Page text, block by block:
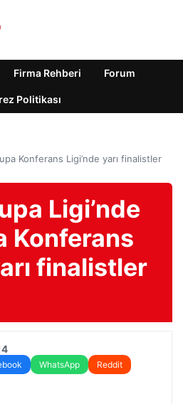
Firma Rehberi Forum
Politikası
Konferans Ligi’nde yarı finalistler
Ligi’nde
Konferans
finalistler
WhatsApp
Reddit